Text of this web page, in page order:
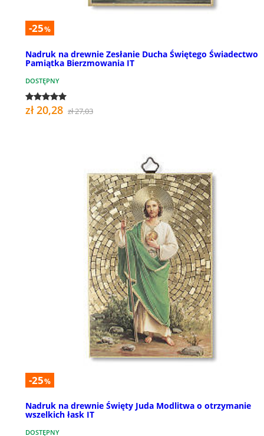
-25%
Nadruk na drewnie Zesłanie Ducha Świętego Świadectwo
Pamiątka Bierzmowania IT
DOSTĘPNY
zł 20,28 zł 27,03
-25%
Nadruk na drewnie Święty Juda Modlitwa o otrzymanie
wszelkich łask IT
DOSTĘPNY